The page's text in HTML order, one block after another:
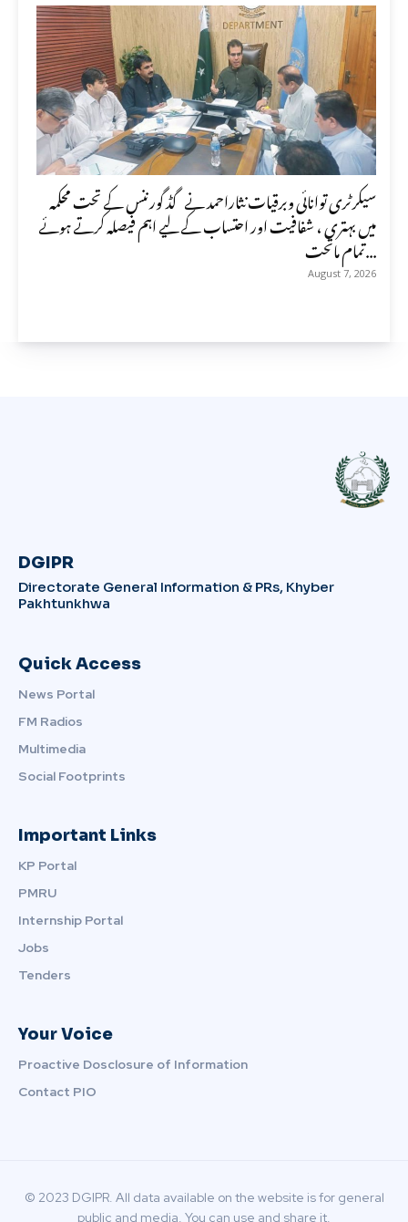
سیکرٹری توانائی وبرقیات نثاراحمد نے گڈ گورننس کے تحت محکمہ
میں بہتری ، شفافیت اور احتساب کے لیے اہم فیصلہ کرتے ہوئے
تمام ماتحت...
August 7, 2026
DGIPR
Directorate General Information & PRs, Khyber
Pakhtunkhwa
Quick Access
News Portal
FM Radios
Multimedia
Social Footprints
Important Links
KP Portal
PMRU
Internship Portal
Jobs
Tenders
Your Voice
Proactive Dosclosure of Information
Contact PIO
© 2023 DGIPR. All data available on the website is for general
public and media. You can use and share it.